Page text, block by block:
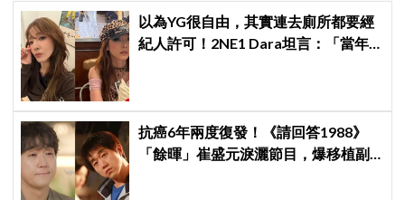
以為YG很自由，其實連去廁所都要經
紀人許可！2NE1 Dara坦言：「當年
抗癌6年兩度復發！《請回答1988》
「餘暉」崔盛元淚灑節目，爆移植副